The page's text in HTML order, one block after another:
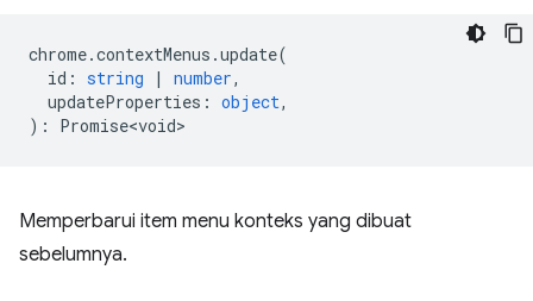
chrome.contextMenus .update(
id : string | number,
updateProperties : object,
) : Promise<void>
Memperbarui item menu konteks yang dibuat
sebelumnya.